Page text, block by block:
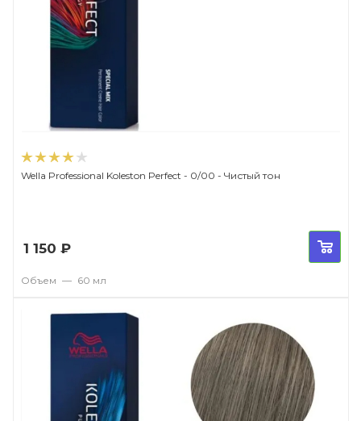
Wella Professional Koleston Perfect - 0/00 - Чистый тон
1 150 ₽
Объем — 60 мл